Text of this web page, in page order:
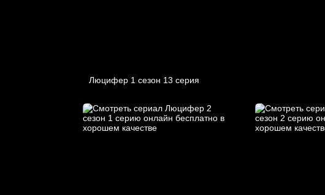
Люцифер 1 cезон 13 cерия